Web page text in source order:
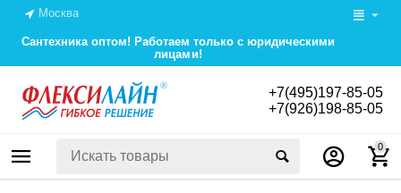
Москва
Сантехника оптом! Работаем только с юридическими
лицами!
+7(495)197-85-05
+7(926)198-85-05
0